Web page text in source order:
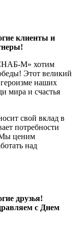
клиенты и
М» хотим
Этот великий
наших
мира и счастья
свой вклад в
потребности
Мы ценим
над
друзья!
с Днем